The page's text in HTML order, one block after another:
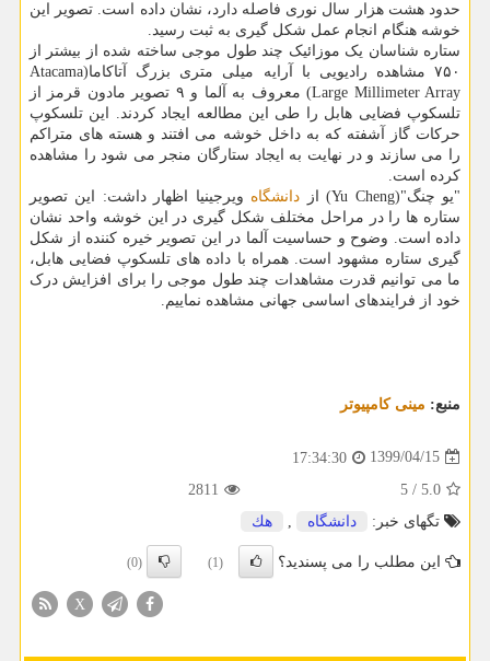
حدود هشت هزار سال نوری فاصله دارد، نشان داده است. تصویر این
خوشه هنگام انجام عمل شکل گیری به ثبت رسید.
ستاره شناسان یک موزائیک چند طول موجی ساخته شده از بیشتر از
۷۵۰ مشاهده رادیویی با آرایه میلی متری بزرگ آتاکاما(Atacama
Large Millimeter Array) معروف به آلما و ۹ تصویر مادون قرمز از
تلسکوپ فضایی هابل را طی این مطالعه ایجاد کردند. این تلسکوپ
حرکات گاز آشفته که به داخل خوشه می افتند و هسته های متراکم
را می سازند و در نهایت به ایجاد ستارگان منجر می شود را مشاهده
کرده است.
"یو چنگ"(Yu Cheng) از
دانشگاه ویرجینیا اظهار داشت: این تصویر
ستاره ها را در مراحل مختلف شکل گیری در این خوشه واحد نشان
داده است. وضوح و حساسیت آلما در این تصویر خیره کننده از شکل
گیری ستاره مشهود است. همراه با داده های تلسکوپ فضایی هابل،
ما می توانیم قدرت مشاهدات چند طول موجی را برای افزایش درک
خود از فرایندهای اساسی جهانی مشاهده نماییم.
منبع: مینی كامپیوتر
1399/04/15
17:34:30
5.0
/
5
2811
تگهای خبر:
دانشگاه , هك
این مطلب را می پسندید؟ (1)
(0)
X